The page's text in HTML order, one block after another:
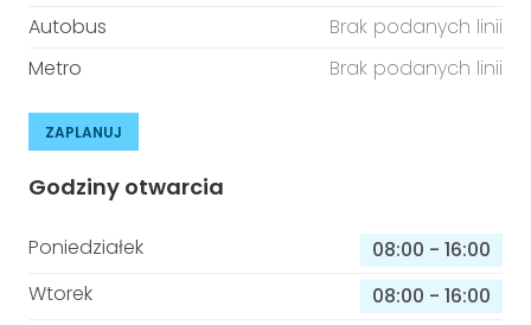
Autobus
Brak podanych linii
Metro
Brak podanych linii
ZAPLANUJ
Godziny otwarcia
Poniedziałek 08:00 - 16:00
Wtorek
08:00 - 16:00